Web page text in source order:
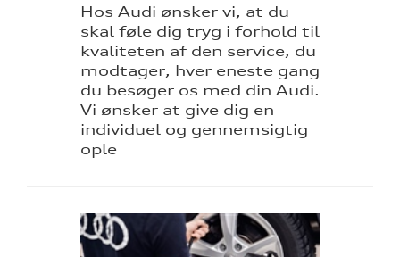
Hos Audi ønsker vi, at du
skal føle dig tryg i forhold til
kvaliteten af den service, du
modtager, hver eneste gang
du besøger os med din Audi.
Vi ønsker at give dig en
individuel og gennemsigtig
ople